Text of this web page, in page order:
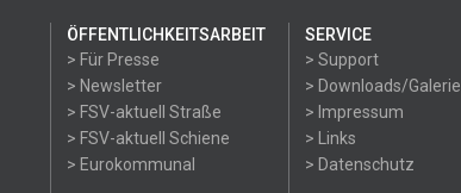
ÖFFENTLICHKEITSARBEIT
> Für Presse
> Newsletter
> FSV-aktuell Straße
> FSV-aktuell Schiene
> Eurokommunal
SERVICE
> Support
> Downloads/Galerie
> Impressum
> Links
> Datenschutz